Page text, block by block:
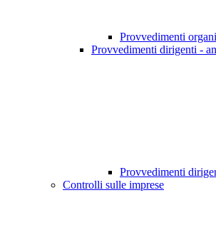
Provvedimenti
Provvedimenti dirigenti -
Provvedimenti
Controlli sulle imprese